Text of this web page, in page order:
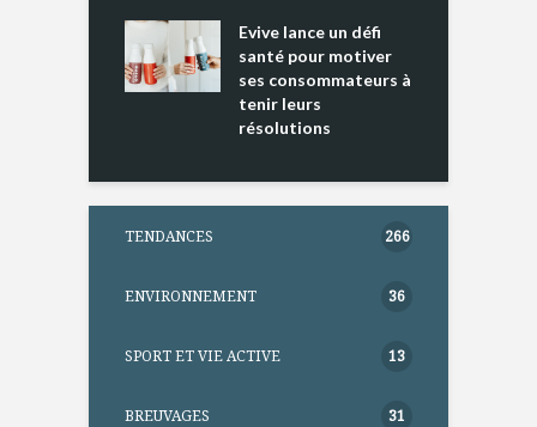
Evive lance un défi
santé pour motiver
ses consommateurs à
tenir leurs
résolutions
TENDANCES 266
ENVIRONNEMENT 36
SPORT ET VIE ACTIVE 13
BREUVAGES 31